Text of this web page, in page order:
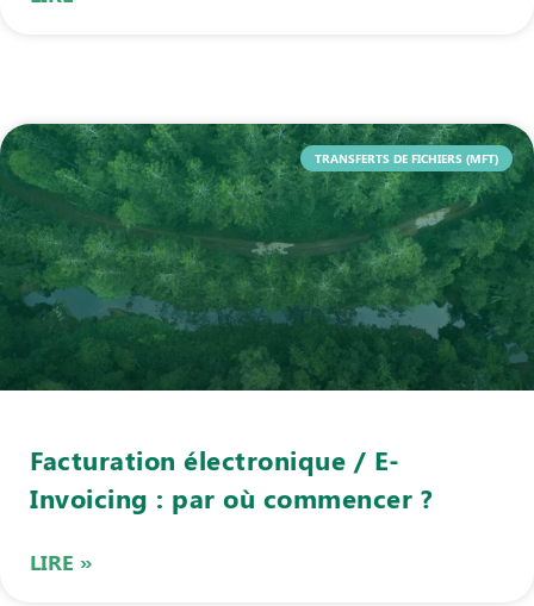
TRANSFERTS DE FICHIERS (MFT)
Facturation électronique / E-
Invoicing : par où commencer ?
LIRE »